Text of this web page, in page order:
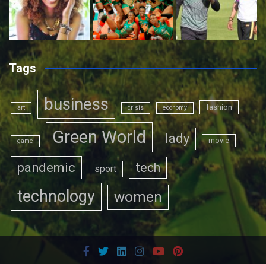
Tags
art business crisis economy fashion
game Green World lady movie
pandemic sport tech
technology women